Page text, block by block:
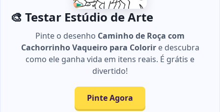
🎨 Testar Estúdio de Arte
Pinte o desenho Caminho de Roça com
Cachorrinho Vaqueiro para Colorire descubra
como ele ganha vida em itens reais. É grátis e
divertido!
Pinte Agora